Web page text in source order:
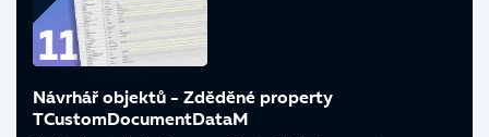
Návrhář objektů - Zděděné property
TCustomDocumentDataM